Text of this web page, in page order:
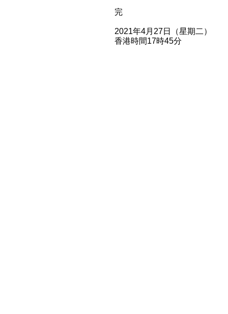
完
2021年4月27日（星期二）
香港時間17時45分